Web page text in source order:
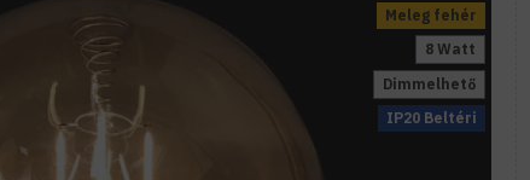
Meleg fehér
IP20 Beltéri
8 Watt
Dimmelhető